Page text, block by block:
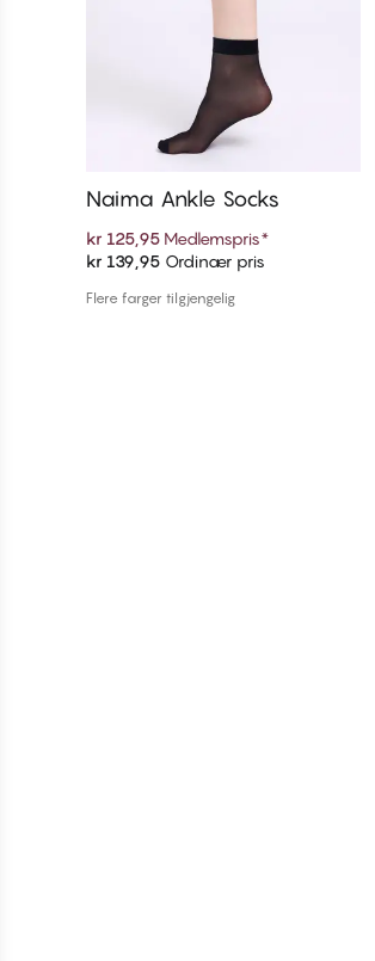
Legg i handlekurven
Naima Ankle Socks
kr 125,95 Medlemspris*
kr 139,95 Ordinær pris
Flere farger tilgjengelig